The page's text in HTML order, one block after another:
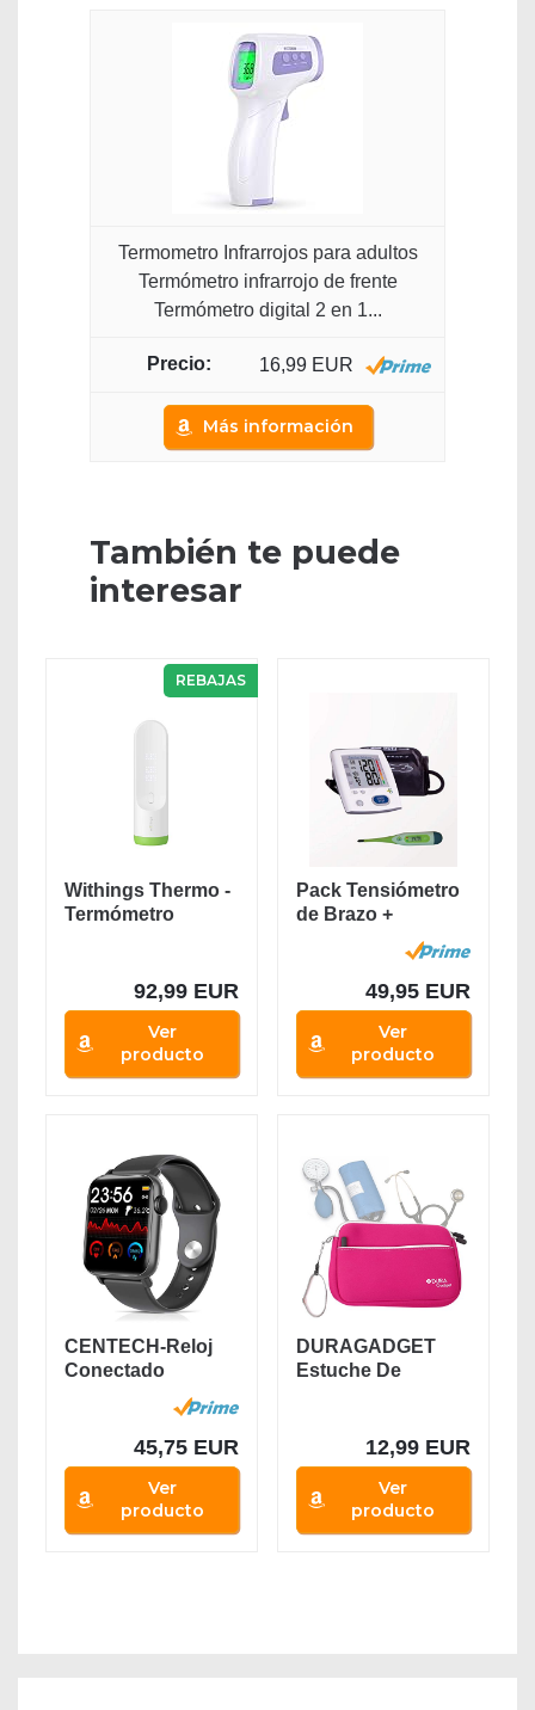
Termometro Infrarrojos para adultos
Termómetro infrarrojo de frente
Termómetro digital 2 en 1...
16,99 EUR
Más información
También te puede
interesar
REBAJAS
Withings Thermo -
Termómetro
92,99 EUR
Ver
producto
Pack Tensiómetro
de Brazo +
49,95 EUR
Ver
producto
CENTECH-Reloj
Conectado
45,75 EUR
Ver
producto
DURAGADGET
Estuche De
12,99 EUR
Ver
producto